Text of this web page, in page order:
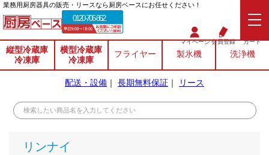
業務⽤厨房器具の販売・リースなら厨房ベースにお任せください！
0120-706-862
マイページ会員登録 カート
縦型冷蔵庫
冷凍庫
横型冷蔵庫
冷凍庫
フライヤー 製氷機 洗浄機
配送・設備 ｜ 長期無料保証 ｜ リース
リンナイ